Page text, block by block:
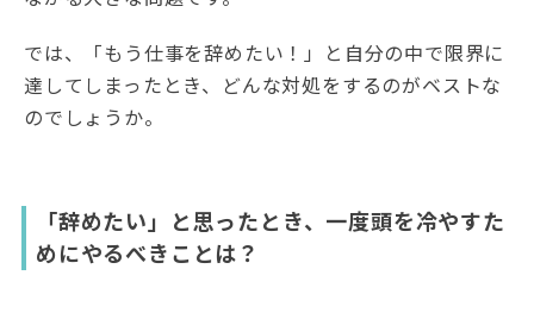
では、「もう仕事を辞めたい！」と自分の中で限界に
達してしまったとき、どんな対処をするのがベストな
のでしょうか。
「辞めたい」と思ったとき、一度頭を冷やすた
めにやるべきことは？